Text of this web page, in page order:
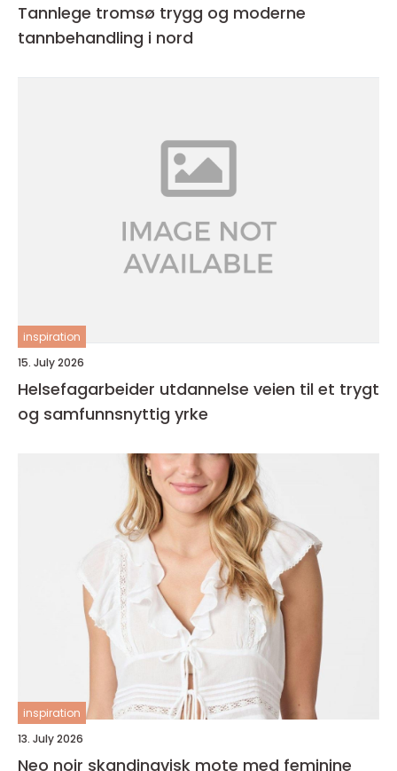
Tannlege tromsø trygg og moderne
tannbehandling i nord
inspiration
15. July 2026
Helsefagarbeider utdannelse veien til et trygt
og samfunnsnyttig yrke
inspiration
13. July 2026
Neo noir skandinavisk mote med feminine